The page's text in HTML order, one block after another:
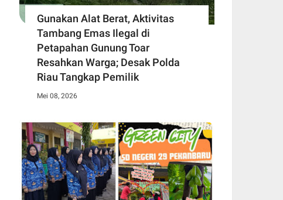
Gunakan Alat Berat, Aktivitas
Tambang Emas Ilegal di
Petapahan Gunung Toar
Resahkan Warga; Desak Polda
Riau Tangkap Pemilik
Mei 08, 2026